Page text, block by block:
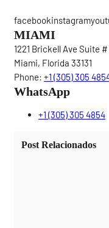
MIAMI
1221 Brickell Ave Suite #
Miami, Florida 33131
Phone: +1 (305) 305
WhatsApp
+1 (305) 305 4854
Post Relacionados